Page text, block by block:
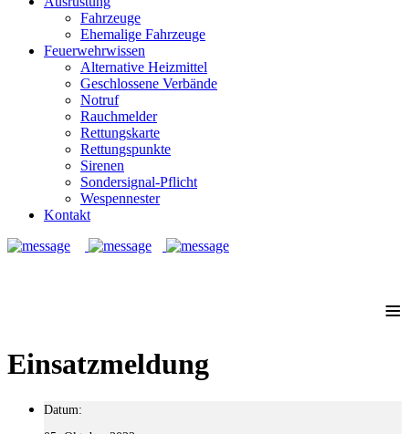
Fahrzeuge
Ehemalige Fahrzeuge
Feuerwehrwissen
Alternative Heizmittel
Geschlossene Verbände
Notruf
Rauchmelder
Rettungskarte
Rettungspunkte
Sirenen
Sondersignal-Pflicht
Wespennester
Kontakt
≡
Einsatzmeldung
Datum: